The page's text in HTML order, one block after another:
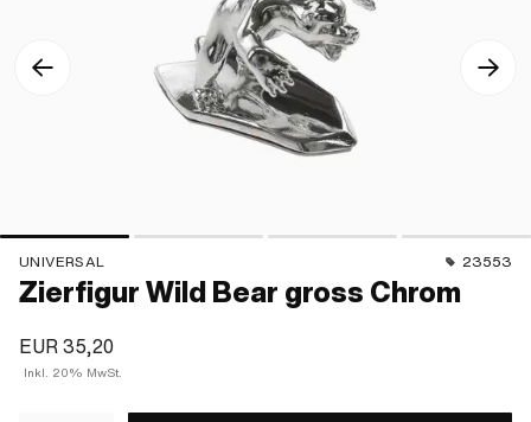
UNIVERSAL 23553
Zierfigur Wild Bear gross Chrom
EUR 35,20
Inkl. 20% MwSt.